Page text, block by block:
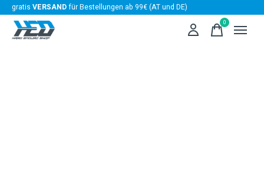
gratis VERSANDfür Bestellungen ab 99€ (AT und DE)
0items